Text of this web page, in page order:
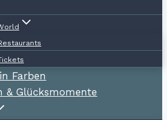
Farben
& Glücksmomente